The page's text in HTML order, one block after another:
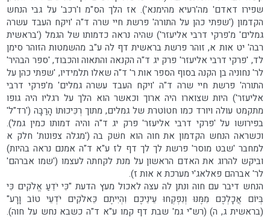
שפירו דאדם' מה'רעיא מהימנא'). אז הלך הס"מ ו'רכב' על גבי הנחש
הקדמון ('שפתי כהן על התורה' פרשת חיי שרה ד"ה 'ויקח העבד עשרה
גמלים' מ'פרקי דרבי אליעזר') שהיה נראה כדמותו של הגמל ('בראשית
רבה' יט אות א, זוהר פרשת בראשית דף לה ע"ב מהשמטות הזוהר סימן
לד, 'פרקי דרבי אליעזר' פרק יג ד"ה הקנאה והתאוה והכבוד, 'ספר הבהיר'
לר' נחוניה בן הקנה בסוף הספר אות ר' ד"ה שאלו תלמידיו, 'שפתי כהן על
התורה' פרשת חיי שרה ד"ה 'ויקח העבד עשרה גמלים' מ'פרקי דרבי
אליעזר') היות שצוארו היה ארוך וכאשר הוא הלך על רגליו היה גופו
מתקמט עולה ויורד כמו חטוֹטרת של גמלים, מתוך רְכִּיכוּתוֹ הָרַבָּה ('רד"ל'
בפירושו על 'פרקי דרבי אליעזר' פרק יג ד"ה והיה דמותו כמין גמל).
וכשראה הנחש הקדמון את חוה הוא חשׁק בה ('מגלה צפונות' חלק א
למחבר 'שבט מוסר' פרשת לך לך דף לז ע"א ד"ה אמנם נראה בהיות)
וביקש להרוג את האדם הראשון על מנת לקחתה לעצמו ('שמו אברהם'
לר' אברהם פאלאג'י מערכת א אות ז).
הנחש דיבר עם חוה ונתן לה עצה לאכול מעץ הדעת "כִּי יֹדֵעַ אֱלֹקִים כִּי
בְּיוֹם אֲכָלְכֶם מִמֶּנּוּ וְנִפְקְחוּ עֵינֵיכֶם וִהְיִיתֶם כֵּאלֹקִים יֹדְעֵי טוֹב וָרָע"
(בראשית ג, ה) (רש"י גמ' שבת דף קמו ע"א ד"ה כשבא נחש על חוה).